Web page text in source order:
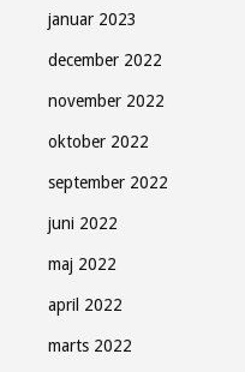
januar 2023
december 2022
november 2022
oktober 2022
september 2022
juni 2022
maj 2022
april 2022
marts 2022